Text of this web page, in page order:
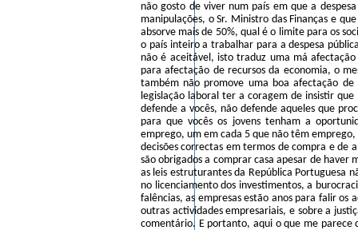
não gosto de viver num país em que a
manipulações, o Sr. Ministro das Finanças e
absorve mais de 50%, qual é o limite para os
o país inteiro a trabalhar para a despesa
não é aceitável, isto traduz uma má
para afectação de recursos da economia, o
também não promove uma boa afectação
legislação laboral ter a coragem de insistir
defende a vocês, não defende aqueles que
para que vocês os jovens tenham a
emprego, um em cada 5 que não têm
decisões correctas em termos de compra e de
são obrigados a comprar casa apesar de haver
as leis estruturantes da República Portuguesa
no licenciamento dos investimentos, a
falências, as empresas estão anos para falir os
outras actividades empresariais, e sobre a
comentário. E portanto, aqui o que me